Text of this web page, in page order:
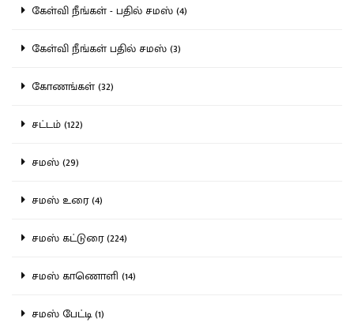
கேள்வி நீங்கள் - பதில் சமஸ் (4)
கேள்வி நீங்கள் பதில் சமஸ் (3)
கோணங்கள் (32)
சட்டம் (122)
சமஸ் (29)
சமஸ் உரை (4)
சமஸ் கட்டுரை (224)
சமஸ் காணொளி (14)
சமஸ் பேட்டி (1)